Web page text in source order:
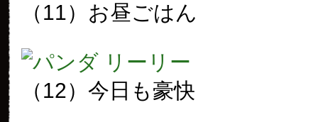
（11）お昼ごはん
（12）今日も豪快